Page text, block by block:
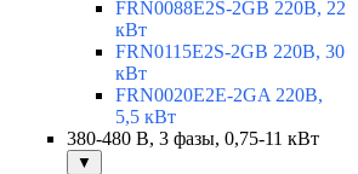
FRN0088E2S-2GB 220В, 22
кВт
FRN0115E2S-2GB 220В, 30
кВт
FRN0020E2E-2GA 220В,
5,5 кВт
380-480 В, 3 фазы, 0,75-11 кВт
▼